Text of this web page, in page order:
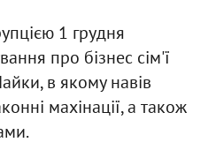
1 грудня
про бізнес сім'ї
в якому навів
махінації, а також